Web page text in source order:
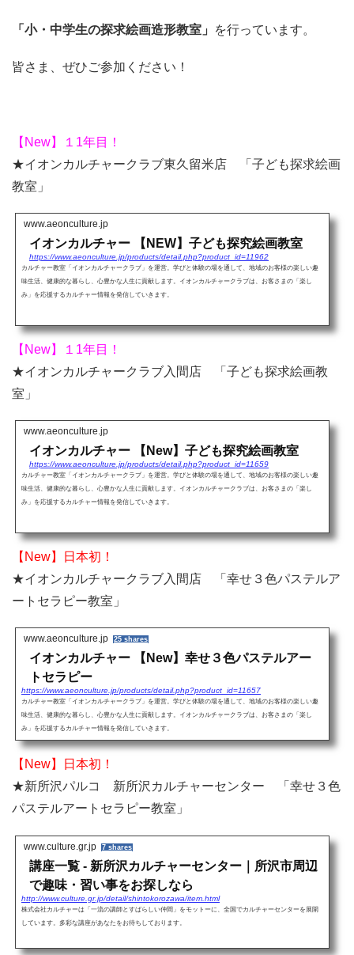
「小・中学生の探求絵画造形教室」 を行っています。
皆さま、ぜひご参加ください！
【New】１1年目！
★イオンカルチャークラブ東久留米店 「子ども探求絵画
教室」
www.aeonculture.jp
イオンカルチャー 【NEW】子ども探究絵画教室
https://www.aeonculture.jp/products/detail.php?product_id=11962
カルチャー教室「イオンカルチャークラブ」を運営。学びと体験の場を通して、地域のお客様の楽しい趣
味生活、健康的な暮らし、心豊かな人生に貢献します。イオンカルチャークラブは、お客さまの「楽し
み」を応援するカルチャー情報を発信していきます。
【New】１1年目！
★イオンカルチャークラブ入間店 「子ども探求絵画教
室」
www.aeonculture.jp
イオンカルチャー 【New】子ども探究絵画教室
https://www.aeonculture.jp/products/detail.php?product_id=11659
カルチャー教室「イオンカルチャークラブ」を運営。学びと体験の場を通して、地域のお客様の楽しい趣
味生活、健康的な暮らし、心豊かな人生に貢献します。イオンカルチャークラブは、お客さまの「楽し
み」を応援するカルチャー情報を発信していきます。
【New】日本初！
★イオンカルチャークラブ入間店 「幸せ３色パステルア
ートセラピー教室」
www.aeonculture.jp 25 shares
イオンカルチャー 【New】幸せ３色パステルアー
トセラピー
https://www.aeonculture.jp/products/detail.php?product_id=11657
カルチャー教室「イオンカルチャークラブ」を運営。学びと体験の場を通して、地域のお客様の楽しい趣
味生活、健康的な暮らし、心豊かな人生に貢献します。イオンカルチャークラブは、お客さまの「楽し
み」を応援するカルチャー情報を発信していきます。
【New】日本初！
★新所沢パルコ 新所沢カルチャーセンター 「幸せ３色
パステルアートセラピー教室」
www.culture.gr.jp 7 shares
講座一覧 - 新所沢カルチャーセンター｜所沢市周辺
で趣味・習い事をお探しなら
http://www.culture.gr.jp/detail/shintokorozawa/item.html
株式会社カルチャーは「一流の講師とすばらしい仲間」をモットーに、全国でカルチャーセンターを展開
しています。多彩な講座があなたをお待ちしております。